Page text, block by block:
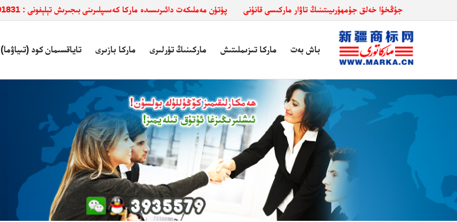
جۇڭخۇا خەلق جۇمھۇرىيىتىنىڭ تاۋار ماركىسى قانۇنى پۈتۈن مەملىكەت دائىرىسىدە ماركا كەسىپلىرىنى بىجىرىش تېلېفونى : 4000991831، ئۈندىدار - 3935579
باش بەت ماركا تىزىملىتىش ماركىنىڭ تۈرلىرى ماركا بازىرى تاياقسىمان كود (تىياۋما)